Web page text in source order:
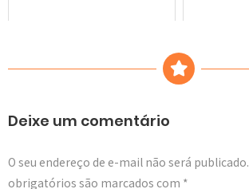
Deixe um comentário
O seu endereço de e-mail não será publicado.
obrigatórios são marcados com *